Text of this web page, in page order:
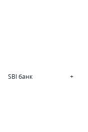
SBI банк +